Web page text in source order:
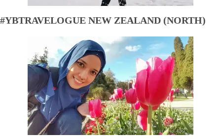
#YBTRAVELOGUE NEW ZEALAND (NORTH)